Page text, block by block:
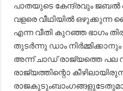
പാതയുടെ കേന്ദ്രവും
വളരെ വീഥിയിൽ ഒഴുക്കുന്ന
എന്ന വീതി കുറഞ്ഞ ഭാഗം
തുടർന്നു ഡാം
അന്ന് ചാഡ് രാജ്യത്തെ
രാജ്യത്തിന്റൊ